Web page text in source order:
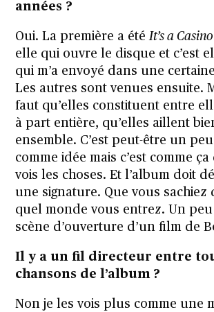
années ?
Oui. La première a étéIt’s a
elle qui ouvre le disque et c’est
qui m’a envoyé dans une
Les autres sont venues ensuite.
faut qu’elles constituent entre
à part entière, qu’elles aillent
ensemble. C’est peut-être un
comme idée mais c’est comme ça
vois les choses. Et l’album doit
une signature. Que vous sachiez
quel monde vous entrez. Un
scène d’ouverture d’un film de
Il y a un fil directeur entre
chansons de l’album ?
Non je les vois plus comme une